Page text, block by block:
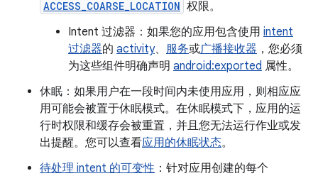
ACCESS_COARSE_LOCATION 权限。
Intent 过滤器：如果您的应用包含使用 intent
过滤器的 activity、 服务或广播接收器 ，您必须
为这些组件明确声明 android:exported 属性。
休眠：如果用户在一段时间内未使用应用，则相应应
用可能会被置于休眠模式。在休眠模式下，应用的运
行时权限和缓存会被重置，并且您无法运行作业或发
出提醒。您可以查看应用的休眠状态。
待处理 intent 的可变性 ：针对应用创建的每个